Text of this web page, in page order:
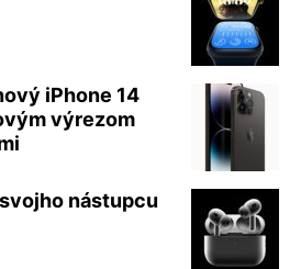
iPhone 14
výrezom
nástupcu